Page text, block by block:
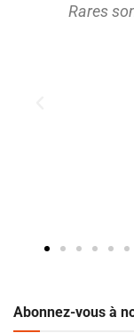
Rares
Abonnez-vous à